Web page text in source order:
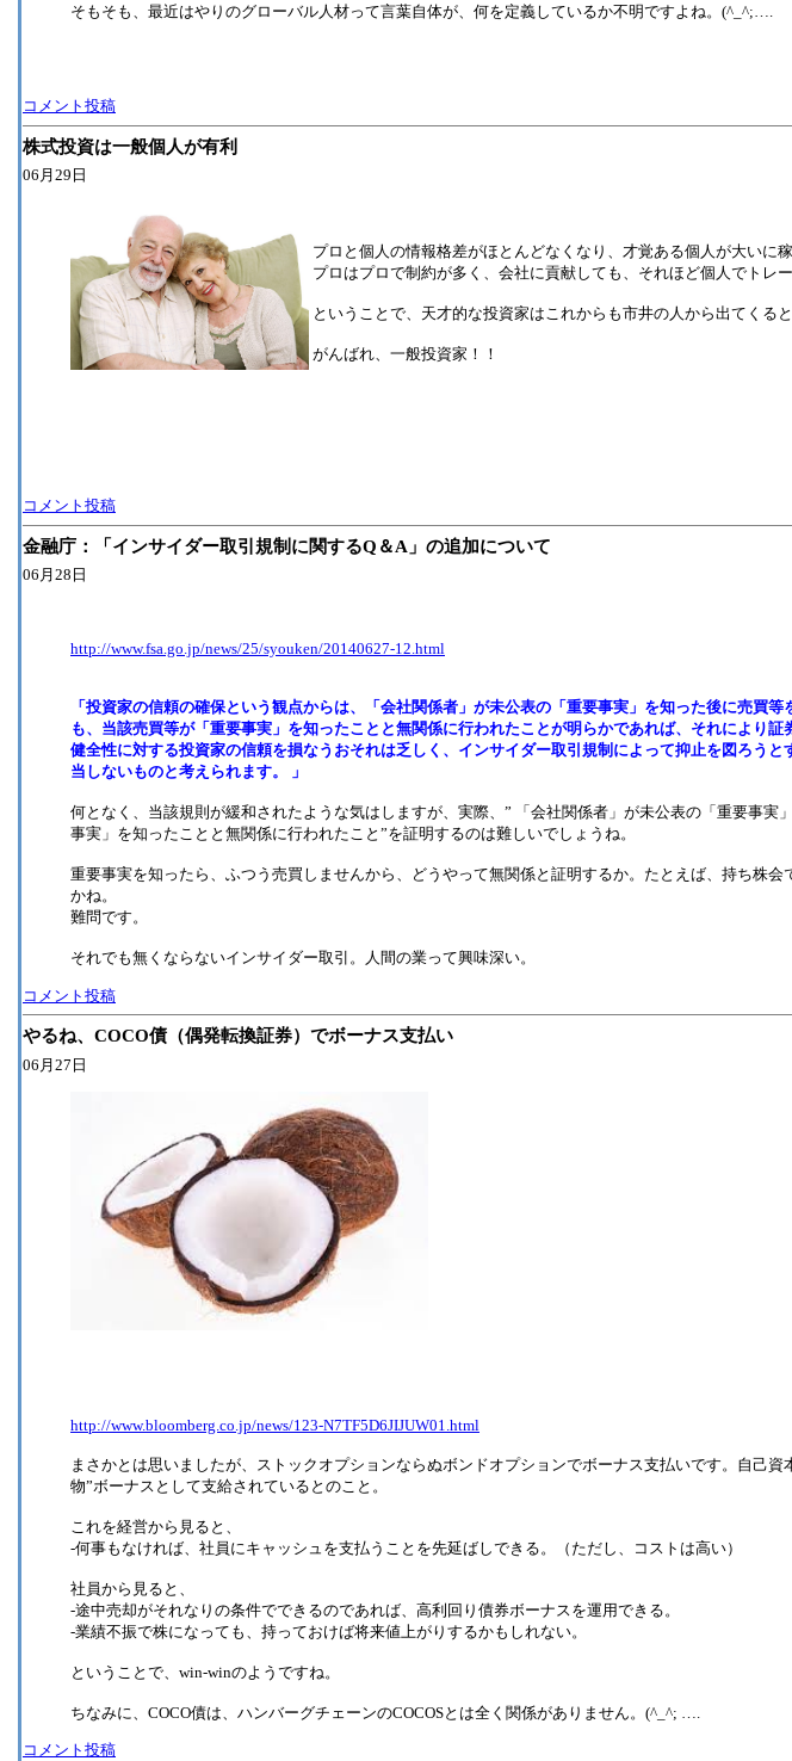
そもそも、最近はやりのグローバル人材って言葉自体が、何を定義しているか不明ですよね。(^_^;….
コメント投稿
株式投資は一般個人が有利
06月29日
プロと個人の情報格差がほとんどなくなり、才覚ある個人が大いに
プロはプロで制約が多く、会社に貢献しても、それほど個人でトレ
ということで、天才的な投資家はこれからも市井の人から出てくる
がんばれ、一般投資家！！
コメント投稿
金融庁：「インサイダー取引規制に関するQ＆A」の追加について
06月28日
http://www.fsa.go.jp/news/25/syouken/20140627-12.html
「投資家の信頼の確保という観点からは、「会社関係者」が未公表の「重要事実」を知った後に売買等
も、当該売買等が「重要事実」を知ったことと無関係に行われたことが明らかであれば、それにより証
健全性に対する投資家の信頼を損なうおそれは乏しく、インサイダー取引規制によって抑止を図ろうと
当しないものと考えられます。 」
何となく、当該規則が緩和されたような気はしますが、実際、” 「会社関係者」が未公表の「重要事
事実」を知ったことと無関係に行われたこと”を証明するのは難しいでしょうね。
重要事実を知ったら、ふつう売買しませんから、どうやって無関係と証明するか。たとえば、持ち株
かね。
難問です。
それでも無くならないインサイダー取引。人間の業って興味深い。
コメント投稿
やるね、COCO債（偶発転換証券）でボーナス支払い
06月27日
http://www.bloomberg.co.jp/news/123-N7TF5D6JIJUW01.html
まさかとは思いましたが、ストックオプションならぬボンドオプションでボーナス支払いです。自己
物”ボーナスとして支給されているとのこと。
これを経営から見ると、
-何事もなければ、社員にキャッシュを支払うことを先延ばしできる。（ただし、コストは高い）
社員から見ると、
-途中売却がそれなりの条件でできるのであれば、高利回り債券ボーナスを運用できる。
-業績不振で株になっても、持っておけば将来値上がりするかもしれない。
ということで、win‐winのようですね。
ちなみに、COCO債は、ハンバーグチェーンのCOCOSとは全く関係がありません。(^_^; ….
コメント投稿